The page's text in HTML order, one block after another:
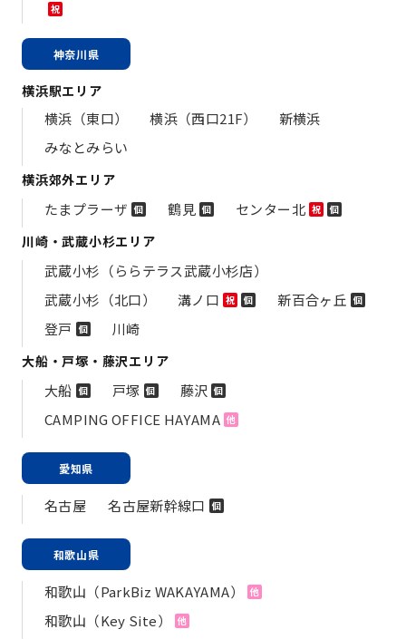
祝
神奈川県
横浜駅エリア
横浜（東口） 横浜（西口21F）
新横浜
みなとみらい
横浜郊外エリア
たまプラーザ 個 鶴見 個 センター北 祝 個
川崎・武蔵小杉エリア
武蔵小杉（ららテラス武蔵小杉店）
武蔵小杉（北口）
溝ノ口 祝 個 新百合ヶ丘 個
登戸 個 川崎
大船・戸塚・藤沢エリア
大船 個 戸塚 個 藤沢 個
CAMPING OFFICE HAYAMA 他
愛知県
名古屋 名古屋新幹線口 個
和歌山県
和歌山（ParkBiz WAKAYAMA） 他
和歌山（Key Site） 他